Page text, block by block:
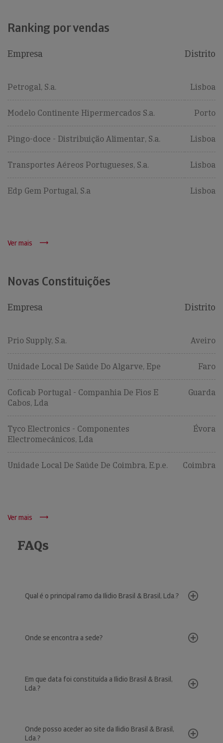
Ranking por vendas
Empresa Distrito
Petrogal, S.a. Lisboa
Modelo Continente Hipermercados S.a. Porto
Pingo-doce - Distribuição Alimentar, S.a. Lisboa
Transportes Aéreos Portugueses, S.a. Lisboa
Edp Gem Portugal, S.a Lisboa
Ver mais
Novas Constituições
Empresa Distrito
Prio Supply, S.a. Aveiro
Unidade Local De Saúde Do Algarve, Epe Faro
Coficab Portugal - Companhia De Fios E
Cabos, Lda
Guarda
Tyco Electronics - Componentes
Electromecânicos, Lda
Évora
Unidade Local De Saúde De Coimbra, E.p.e. Coimbra
Ver mais
FAQs
Qual é o principal ramo da Ilidio Brasil & Brasil, Lda.?
Onde se encontra a sede?
Em que data foi constituída a Ilidio Brasil & Brasil,
Lda.?
Onde posso aceder ao site da Ilidio Brasil & Brasil,
Lda.?